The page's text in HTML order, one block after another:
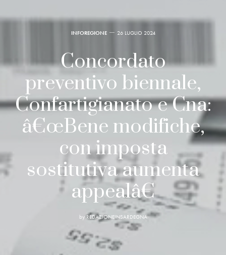
INFOREGIONE 26 LUGLIO 2024
Concordato
preventivo biennale,
Confartigianato e Cna:
â€œBene modifiche,
con imposta
sostitutiva aumenta
appealâ€
by REDAZIONEINSARDEGNA